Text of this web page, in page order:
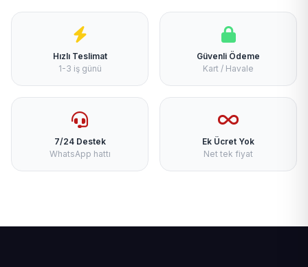
Hızlı Teslimat
1-3 iş günü
Güvenli Ödeme
Kart / Havale
7/24 Destek
WhatsApp hattı
Ek Ücret Yok
Net tek fiyat